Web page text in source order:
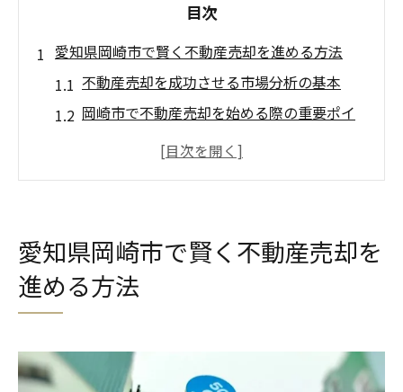
目次
愛知県岡崎市で賢く不動産売却を進める方法
不動産売却を成功させる市場分析の基本
岡崎市で不動産売却を始める際の重要ポイ
不動産売却に強いパートナー選びのコツ
不動産売却の成功はエージェント選びが鍵
方法
信頼できるエージェントで不動産売却を有
愛知県岡崎市で賢く不動産売却を
進める方法